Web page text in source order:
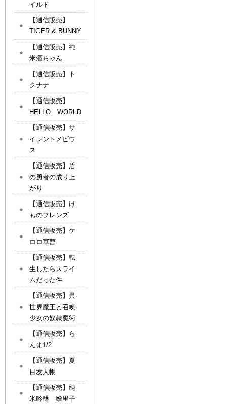
イルド
【通信販売】
TIGER & BUNNY
【通信販売】純
米酒ちゃん
【通信販売】ト
クナナ
【通信販売】
HELLO WORLD
【通信販売】サ
イレントメビウ
ス
【通信販売】盾
の勇者の成り上
がり
【通信販売】け
ものフレンズ
【通信販売】ケ
ロロ軍曹
【通信販売】転
生したらスライ
ムだった件
【通信販売】異
世界魔王と召喚
少女の奴隷魔術
【通信販売】ら
んま1/2
【通信販売】夏
目友人帳
【通信販売】純
米吟醸 繪里子